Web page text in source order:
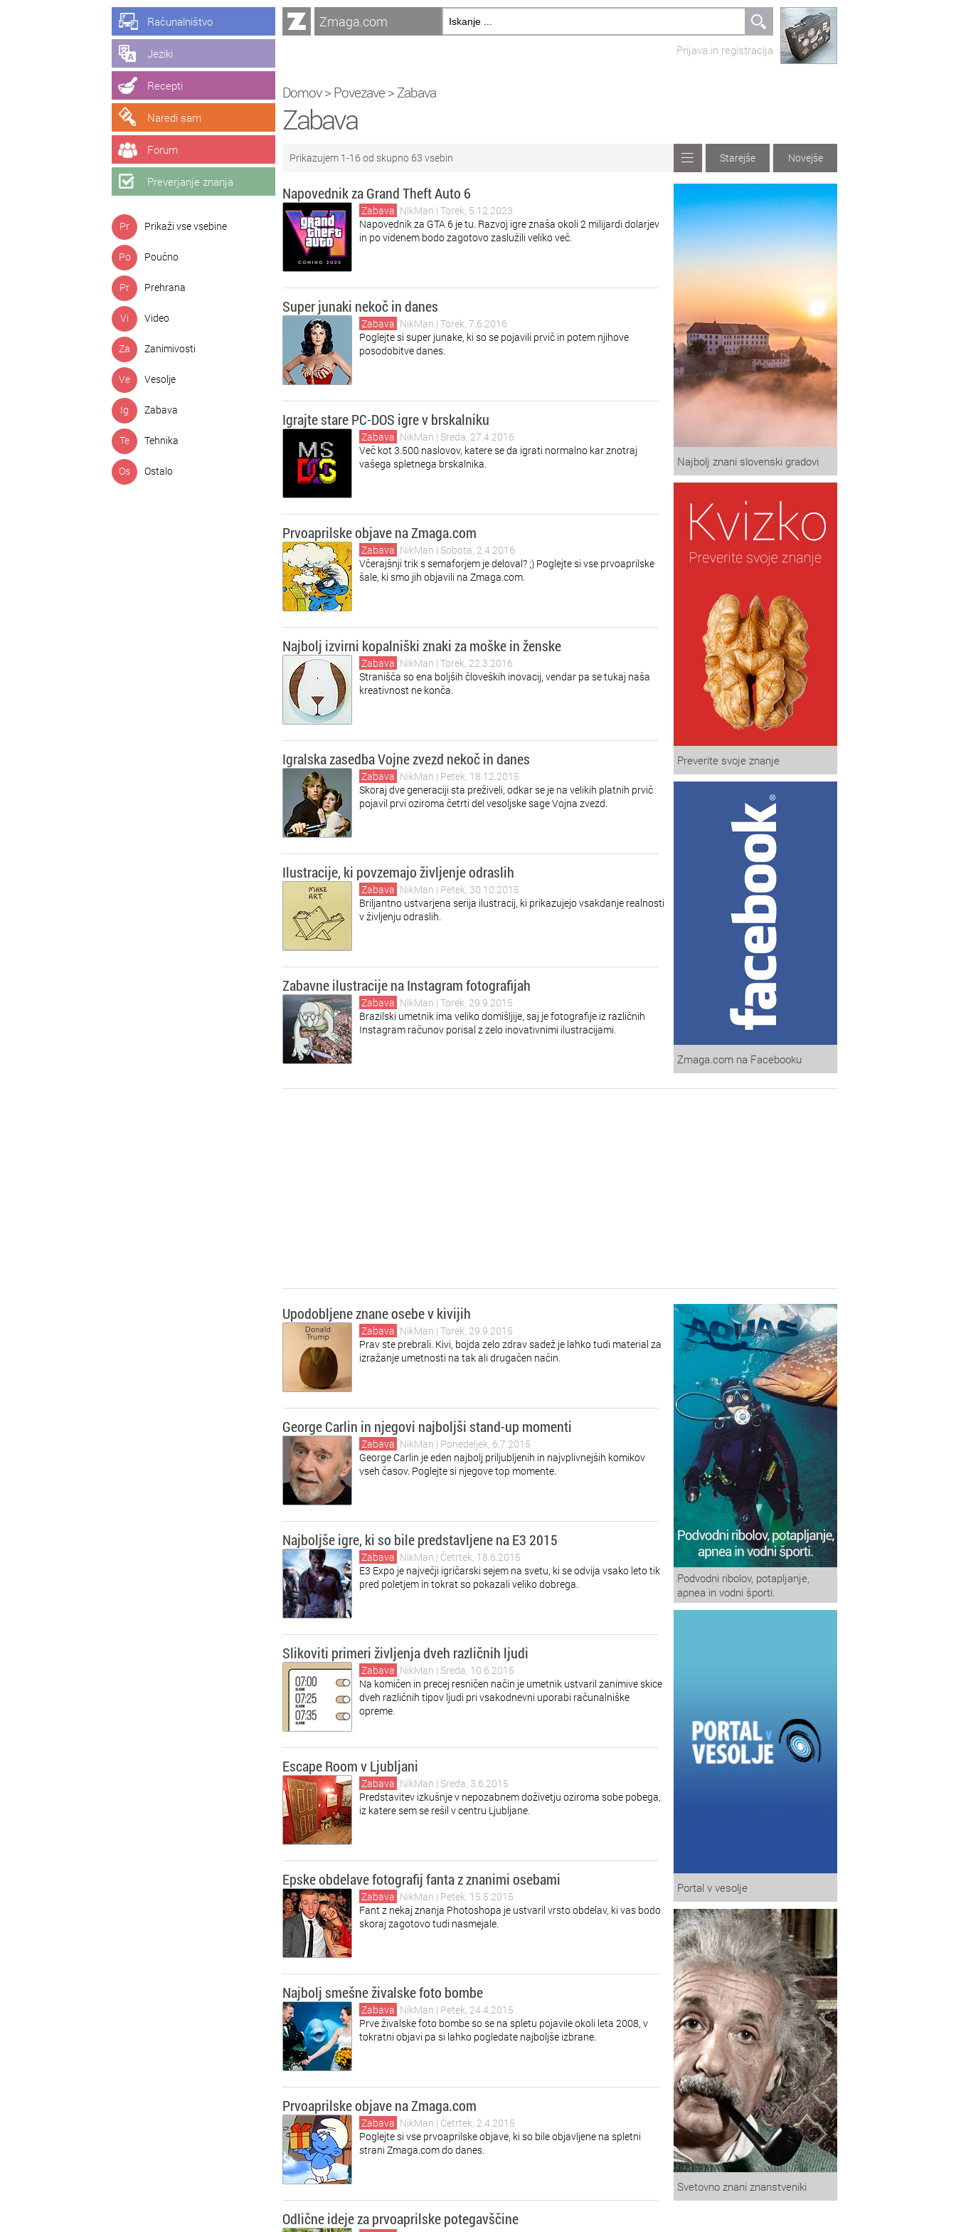
Računalništvo
Jeziki
Recepti
Naredi sam
Forum
Preverjanje znanja
Pr Prikaži vse vsebine
Po Poučno
Pr Prehrana
Vi Video
Za Zanimivosti
Ve Vesolje
Ig Zabava
Te Tehnika
Os Ostalo
Zmaga.com
Prijava in registracija
Domov> Povezave > Zabava
Zabava
Prikazujem 1-16 od skupno 63 vsebin Novejše
Starejše
Napovednik za Grand Theft Auto 6
Zabava NikMan | Torek, 5.12.2023
Napovednik za GTA 6 je tu. Razvoj igre znaša okoli 2 milijardi dolarjev
in po videnem bodo zagotovo zaslužili veliko več.
Super junaki nekoč in danes
Zabava NikMan | Torek, 7.6.2016
Poglejte si super junake, ki so se pojavili prvič in potem njihove
posodobitve danes.
Igrajte stare PC-DOS igre v brskalniku
Zabava NikMan | Sreda, 27.4.2016
Več kot 3.500 naslovov, katere se da igrati normalno kar znotraj
vašega spletnega brskalnika.
Prvoaprilske objave na Zmaga.com
Zabava NikMan | Sobota, 2.4.2016
Včerajšnji trik s semaforjem je deloval? ;) Poglejte si vse prvoaprilske
šale, ki smo jih objavili na Zmaga.com.
Najbolj izvirni kopalniški znaki za moške in ženske
Zabava NikMan | Torek, 22.3.2016
Stranišča so ena boljših človeških inovacij, vendar pa se tukaj naša
kreativnost ne konča.
Igralska zasedba Vojne zvezd nekoč in danes
Zabava NikMan | Petek, 18.12.2015
Skoraj dve generaciji sta preživeli, odkar se je na velikih platnih prvič
pojavil prvi oziroma četrti del vesoljske sage Vojna zvezd.
Ilustracije, ki povzemajo življenje odraslih
Zabava NikMan | Petek, 30.10.2015
Briljantno ustvarjena serija ilustracij, ki prikazujejo vsakdanje realnosti
v življenju odraslih.
Zabavne ilustracije na Instagram fotografijah
Zabava NikMan | Torek, 29.9.2015
Brazilski umetnik ima veliko domišljije, saj je fotografije iz različnih
Instagram računov porisal z zelo inovativnimi ilustracijami.
Najbolj znani slovenski gradovi
Preverite svoje znanje
Zmaga.com na Facebooku
Upodobljene znane osebe v kivijih
Zabava NikMan | Torek, 29.9.2015
Prav ste prebrali. Kivi, bojda zelo zdrav sadež je lahko tudi material za
izražanje umetnosti na tak ali drugačen način.
George Carlin in njegovi najboljši stand-up momenti
Zabava NikMan | Ponedeljek, 6.7.2015
George Carlin je eden najbolj priljubljenih in najvplivnejših komikov
vseh časov. Poglejte si njegove top momente.
Najboljše igre, ki so bile predstavljene na E3 2015
Zabava NikMan | Četrtek, 18.6.2015
E3 Expo je največji igričarski sejem na svetu, ki se odvija vsako leto tik
pred poletjem in tokrat so pokazali veliko dobrega.
Slikoviti primeri življenja dveh različnih ljudi
Zabava NikMan | Sreda, 10.6.2015
Na komičen in precej resničen način je umetnik ustvaril zanimive skice
dveh različnih tipov ljudi pri vsakodnevni uporabi računalniške
opreme.
Escape Room v Ljubljani
Zabava NikMan | Sreda, 3.6.2015
Predstavitev izkušnje v nepozabnem doživetju oziroma sobe pobega,
iz katere sem se rešil v centru Ljubljane.
Epske obdelave fotografij fanta z znanimi osebami
Zabava NikMan | Petek, 15.5.2015
Fant z nekaj znanja Photoshopa je ustvaril vrsto obdelav, ki vas bodo
skoraj zagotovo tudi nasmejale.
Najbolj smešne živalske foto bombe
Zabava NikMan | Petek, 24.4.2015
Prve živalske foto bombe so se na spletu pojavile okoli leta 2008, v
tokratni objavi pa si lahko pogledate najboljše izbrane.
Prvoaprilske objave na Zmaga.com
Zabava NikMan | Četrtek, 2.4.2015
Poglejte si vse prvoaprilske objave, ki so bile objavljene na spletni
strani Zmaga.com do danes.
Odlične ideje za prvoaprilske potegavščine
Podvodni ribolov, potapljanje,
apnea in vodni športi.
Portal v vesolje
Svetovno znani znanstveniki